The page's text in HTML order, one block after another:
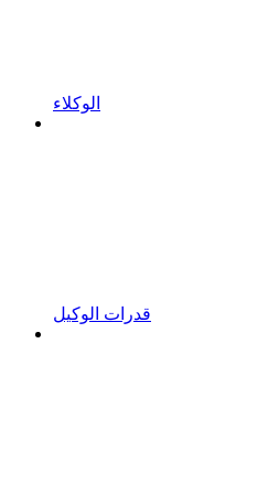
الوكلاء
قدرات الوكيل